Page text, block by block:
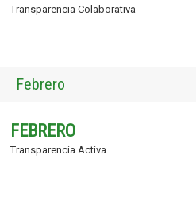
Transparencia Colaborativa
Febrero
FEBRERO
Transparencia Activa